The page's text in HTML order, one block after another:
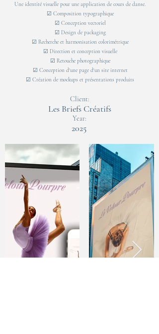
Une identité visuelle pour une application de cours de danse.
☑ Composition typographique
☑ Conception vectoriel
☑ Design de packaging
☑ Recherche et harmonisation colorimétrique
☑ Direction et conception visuelle
☑ Retouche photographique
☑ Conception d'une page d'un site internet
☑ Création de mockups et présentations produits
Client:
Les Briefs Créatifs
Year:
2025